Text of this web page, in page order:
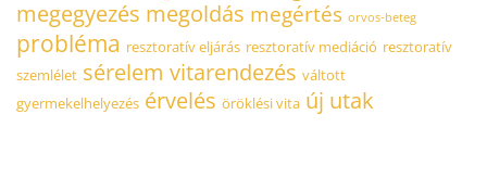
megegyezés megoldás megértés orvos-beteg
probléma resztoratív eljárás resztoratív mediáció resztoratív
szemlélet sérelem vitarendezés váltott
gyermekelhelyezés érvelés öröklési vita új utak